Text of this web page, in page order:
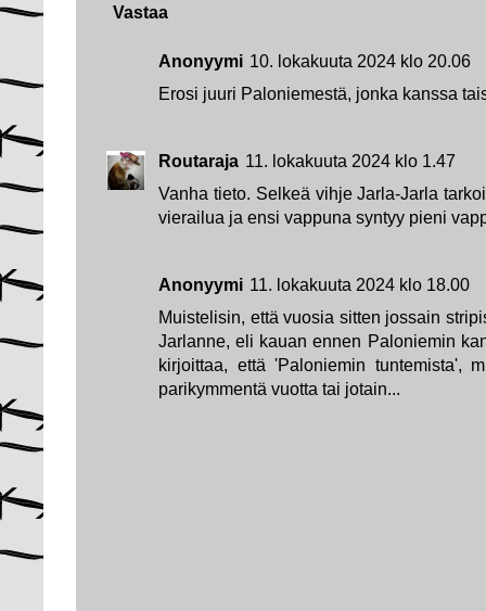
Anonyymi 10. lokakuuta 2024 klo 20.06
Erosi juuri Paloniemestä, jonka kanssa
Routaraja 11. lokakuuta 2024 klo 1.47
Vanha tieto. Selkeä vihje Jarla-Jarla
vierailua ja ensi vappuna syntyy pieni
Anonyymi 11. lokakuuta 2024 klo 18.00
Muistelisin, että vuosia sitten jossain
Jarlanne, eli kauan ennen Paloniemin
kirjoittaa, että 'Paloniemin tuntemista',
parikymmentä vuotta tai jotain...
Vastaa